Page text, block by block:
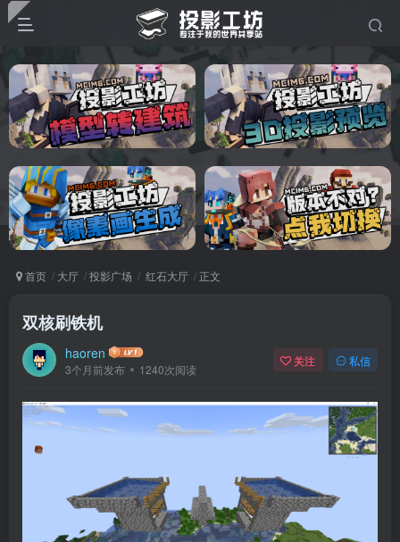
首页 大厅 投影广场 红石大厅 正文
双核刷铁机
haoren
3个月前发布 1240次阅读
关注 私信